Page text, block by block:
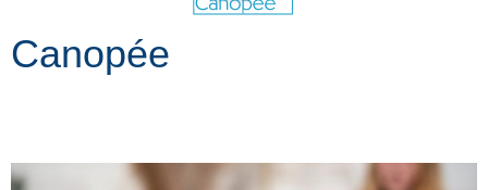
Canopée